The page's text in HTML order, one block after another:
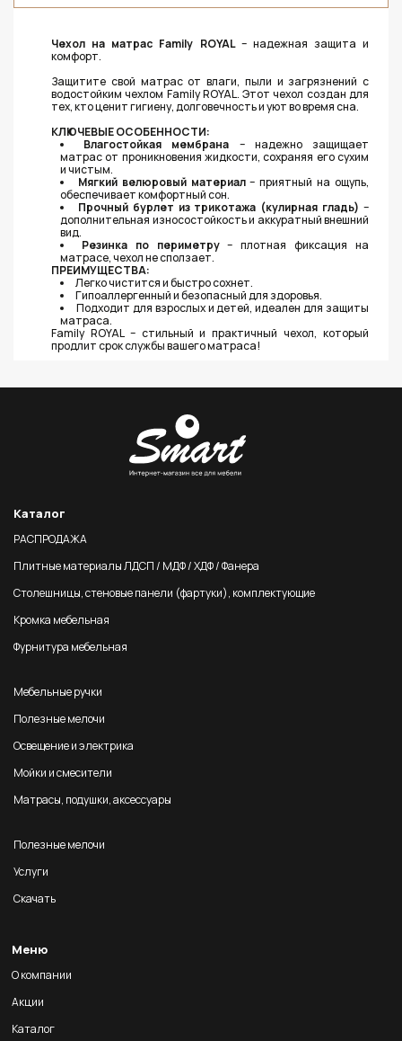
Чехол на матрас Family ROYAL – надежная защита и
комфорт.
Защитите свой матрас от влаги, пыли и загрязнений с
водостойким чехлом Family ROYAL. Этот чехол создан для
тех, кто ценит гигиену, долговечность и уют во время сна.
КЛЮЧЕВЫЕ ОСОБЕННОСТИ:
Влагостойкая мембрана – надежно защищает
матрас от проникновения жидкости, сохраняя его сухим
и чистым.
Мягкий велюровый материал– приятный на ощупь,
обеспечивает комфортный сон.
Прочный бурлет из трикотажа (кулирная гладь) –
дополнительная износостойкость и аккуратный внешний
вид.
Резинка по периметру– плотная фиксация на
матрасе, чехол не сползает.
ПРЕИМУЩЕСТВА:
Легко чистится и быстро сохнет.
Гипоаллергенный и безопасный для здоровья.
Подходит для взрослых и детей, идеален для защиты
матраса.
Family ROYAL – стильный и практичный чехол, который
продлит срок службы вашего матраса!
Каталог
РАСПРОДАЖА
Плитные материалы ЛДСП / МДФ / ХДФ / Фанера
Столешницы, стеновые панели (фартуки), комплектующие
Кромка мебельная
Фурнитура мебельная
Мебельные ручки
Полезные мелочи
Освещение и электрика
Мойки и смесители
Матрасы, подушки, аксессуары
Полезные мелочи
Услуги
Скачать
Меню
О компании
Акции
Каталог